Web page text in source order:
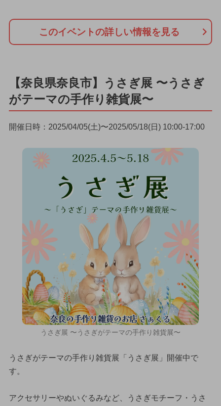
このイベントの詳しい情報を見る
【奈良県奈良市】うさぎ展 〜うさぎ
がテーマの手作り雑貨展〜
開催日時：2025/04/05(土)〜2025/05/18(日) 10:00-17:00
うさぎ展 〜うさぎがテーマの手作り雑貨展〜
うさぎがテーマの手作り雑貨展「うさぎ展」開催中で
す。
アクセサリーやぬいぐるみなど、うさぎモチーフ・うさ